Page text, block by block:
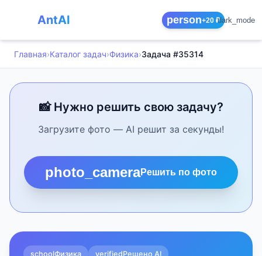
AntAI person+20 ₽dark_mode
Главная›Каталог задач›Физика›Задача #35314
📸 Нужно решить свою задачу?
Загрузите фото — AI решит за секунды!
photo_cameraРешить по фото
schoolФизика verifiedРешено AI